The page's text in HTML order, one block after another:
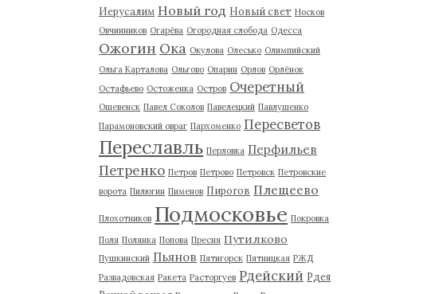
Иерусалим Новый год Новый свет Носков
Овчинников Огарёва Огородная слобода Одесса
Ожогин Ока Окулова Олесько Олимпийский
Ольга Карталова Ольгово Опарин Орлов Орлёнок
Остафьево Остоженка Остров Очеретный
Ошевенск Павел Соколов Павелецкий Павлушенко
Парамоновский овраг Пархоменко Пересветов
Переславль Перловка Перфильев
Петренко Петров Петрово Петровск Петровские
ворота Пилюгин Пименов Пирогов Плещеево
Плохотников Подмосковье Покровка
Поля Полянка Попова Пресня Путилково
Пушкинский Пьянов Пятигорск Пятницкая РЖД
Развадовская Ракета Расторгуев Рдейский Рдея